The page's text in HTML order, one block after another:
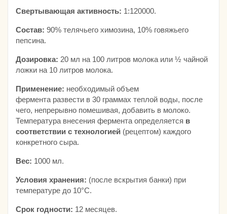
Свертывающая активность: 1:120000.
Состав: 90% телячьего химозина, 10% говяжьего
пепсина.
Дозировка: 20 мл на 100 литров молока или ½ чайной
ложки на 10 литров молока.
Применение: необходимый объем
фермента развести в 30 граммах теплой воды, после
чего, непрерывно помешивая, добавить в молоко.
Температура внесения фермента определяется в
соответствии с технологией (рецептом) каждого
конкретного сыра.
Вес: 1000 мл.
Условия хранения: (после вскрытия банки) при
температуре до 10°С.
Срок годности: 12 месяцев.